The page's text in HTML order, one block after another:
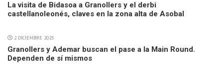
La visita de Bidasoa a Granollers y el derbi
castellanoleonés, claves en la zona alta de Asobal
2 DICIEMBRE 2025
Granollers y Ademar buscan el pase a la Main Round.
Dependen de sí mismos